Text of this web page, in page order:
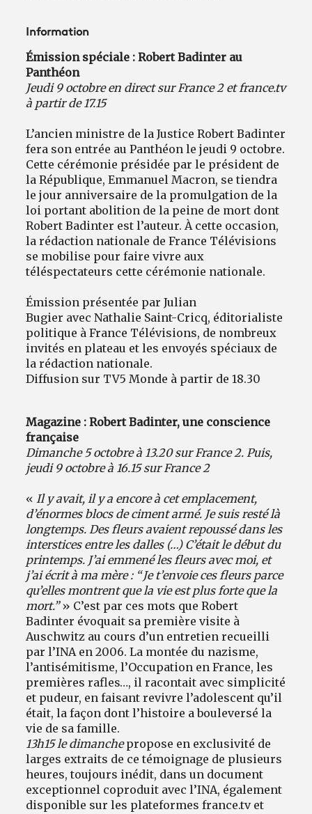
Information
Émission spéciale : Robert Badinter au
Panthéon
Jeudi 9 octobre en direct sur France 2 et france.tv
à partir de 17.15
L’ancien ministre de la Justice Robert Badinter
fera son entrée au Panthéon le jeudi 9 octobre.
Cette cérémonie présidée par le président de
la République, Emmanuel Macron, se tiendra
le jour anniversaire de la promulgation de la
loi portant abolition de la peine de mort dont
Robert Badinter est l’auteur. À cette occasion,
la rédaction nationale de France Télévisions
se mobilise pour faire vivre aux
téléspectateurs cette cérémonie nationale.
Émission présentée par Julian
Bugier avec Nathalie Saint-Cricq, éditorialiste
politique à France Télévisions, de nombreux
invités en plateau et les envoyés spéciaux de
la rédaction nationale.
Diffusion sur TV5 Monde à partir de 18.30
Magazine : Robert Badinter, une conscience
française
Dimanche 5 octobre à 13.20 sur France 2. Puis,
jeudi 9 octobre à 16.15 sur France 2
«Il y avait, il y a encore à cet emplacement,
d’énormes blocs de ciment armé. Je suis resté là
longtemps. Des fleurs avaient repoussé dans les
interstices entre les dalles (…) C’était le début du
printemps. J’ai emmené les fleurs avec moi, et
j’ai écrit à ma mère : “ Je t’envoie ces fleurs parce
qu’elles montrent que la vie est plus forte que la
mort.”» C’est par ces mots que Robert
Badinter évoquait sa première visite à
Auschwitz au cours d’un entretien recueilli
par l’INA en 2006. La montée du nazisme,
l’antisémitisme, l’Occupation en France, les
premières rafles…, il racontait avec simplicité
et pudeur, en faisant revivre l’adolescent qu’il
était, la façon dont l’histoire a bouleversé la
vie de sa famille.
13h15 le dimanchepropose en exclusivité de
larges extraits de ce témoignage de plusieurs
heures, toujours inédit, dans un document
exceptionnel coproduit avec l’INA, également
disponible sur les plateformes france.tv et